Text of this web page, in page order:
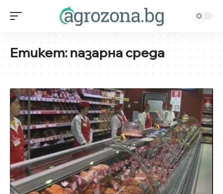
Етикет:пазарна среда